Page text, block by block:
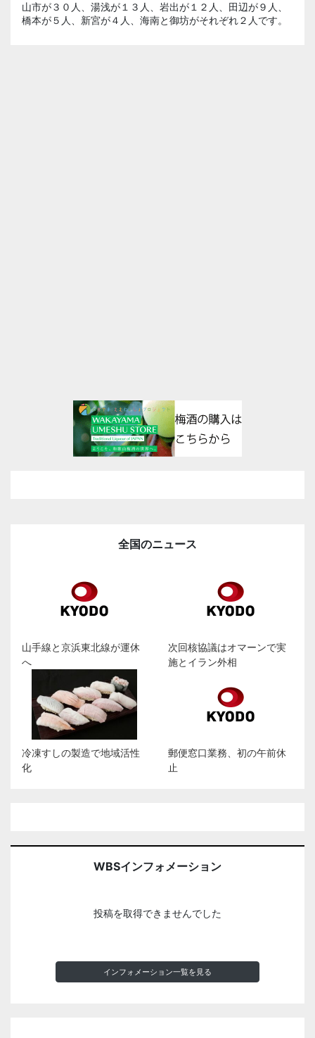
山市が３０人、湯浅が１３人、岩出が１２人、田辺が９人、
橋本が５人、新宮が４人、海南と御坊がそれぞれ２人です。
全国のニュース
山手線と京浜東北線が運休
へ
次回核協議はオマーンで実
施とイラン外相
冷凍すしの製造で地域活性
化
郵便窓口業務、初の午前休
止
WBSインフォメーション
投稿を取得できませんでした
インフォメーション一覧を見る